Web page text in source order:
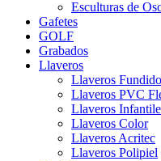
Esculturas de
Gafetes
GOLF
Grabados
Llaveros
Llaveros
Llaveros PVC
Llaveros
Llaveros Color
Llaveros Acritec
Llaveros Polipiel